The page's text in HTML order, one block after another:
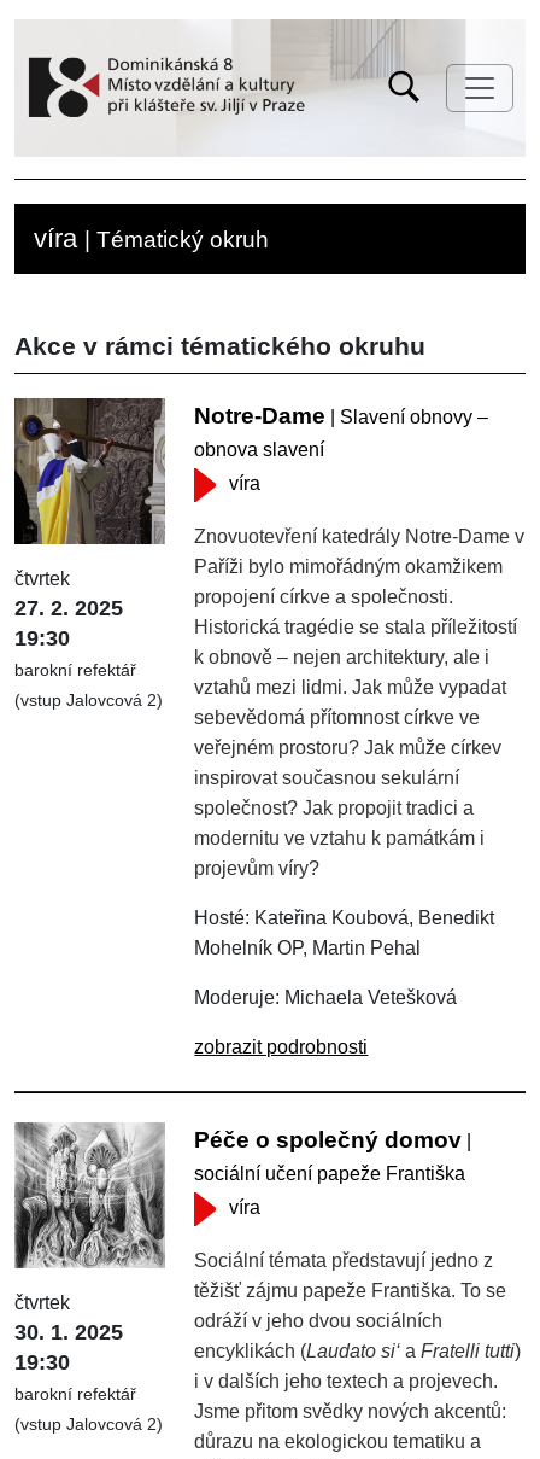
víra | Tématický okruh
Akce v rámci tématického okruhu
čtvrtek
27. 2. 2025
19:30
barokní refektář
(vstup Jalovcová 2)
Notre-Dame | Slavení obnovy –
obnova slavení
víra
Znovuotevření katedrály Notre-Dame v
Paříži bylo mimořádným okamžikem
propojení církve a společnosti.
Historická tragédie se stala příležitostí
k obnově – nejen architektury, ale i
vztahů mezi lidmi. Jak může vypadat
sebevědomá přítomnost církve ve
veřejném prostoru? Jak může církev
inspirovat současnou sekulární
společnost? Jak propojit tradici a
modernitu ve vztahu k památkám i
projevům víry?
Hosté: Kateřina Koubová, Benedikt
Mohelník OP, Martin Pehal
Moderuje: Michaela Vetešková
zobrazit podrobnosti
čtvrtek
30. 1. 2025
19:30
barokní refektář
(vstup Jalovcová 2)
Péče o společný domov
sociální učení papeže Františka
víra
Sociální témata představují jedno z
těžišť zájmu papeže Františka. To se
odráží v jeho dvou sociálních
encyklikách (Laudato si‘ aFratelli tutti)
i v dalších jeho textech a projevech.
Jsme přitom svědky nových akcentů:
důrazu na ekologickou tematiku a